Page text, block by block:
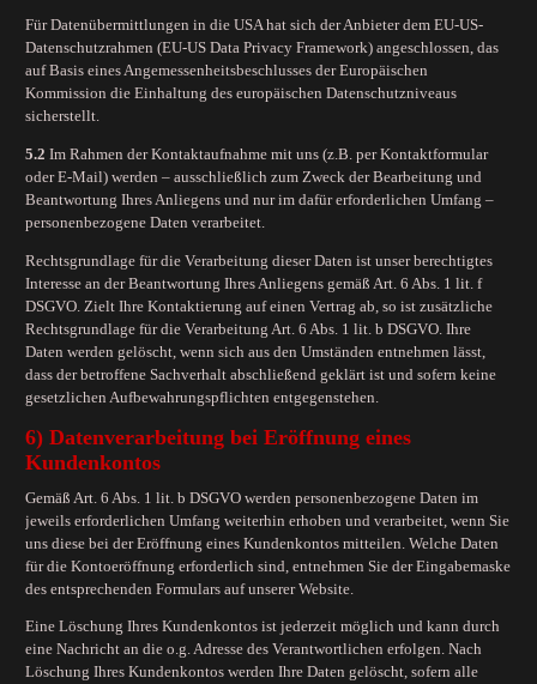
Für Datenübermittlungen in die USA hat sich der Anbieter dem EU-US-
Datenschutzrahmen (EU-US Data Privacy Framework) angeschlossen, das
auf Basis eines Angemessenheitsbeschlusses der Europäischen
Kommission die Einhaltung des europäischen Datenschutzniveaus
sicherstellt.
5.2 Im Rahmen der Kontaktaufnahme mit uns (z.B. per Kontaktformular
oder E-Mail) werden – ausschließlich zum Zweck der Bearbeitung und
Beantwortung Ihres Anliegens und nur im dafür erforderlichen Umfang –
personenbezogene Daten verarbeitet.
Rechtsgrundlage für die Verarbeitung dieser Daten ist unser berechtigtes
Interesse an der Beantwortung Ihres Anliegens gemäß Art. 6 Abs. 1 lit. f
DSGVO. Zielt Ihre Kontaktierung auf einen Vertrag ab, so ist zusätzliche
Rechtsgrundlage für die Verarbeitung Art. 6 Abs. 1 lit. b DSGVO. Ihre
Daten werden gelöscht, wenn sich aus den Umständen entnehmen lässt,
dass der betroffene Sachverhalt abschließend geklärt ist und sofern keine
gesetzlichen Aufbewahrungspflichten entgegenstehen.
6) Datenverarbeitung bei Eröffnung eines
Kundenkontos
Gemäß Art. 6 Abs. 1 lit. b DSGVO werden personenbezogene Daten im
jeweils erforderlichen Umfang weiterhin erhoben und verarbeitet, wenn Sie
uns diese bei der Eröffnung eines Kundenkontos mitteilen. Welche Daten
für die Kontoeröffnung erforderlich sind, entnehmen Sie der Eingabemaske
des entsprechenden Formulars auf unserer Website.
Eine Löschung Ihres Kundenkontos ist jederzeit möglich und kann durch
eine Nachricht an die o.g. Adresse des Verantwortlichen erfolgen. Nach
Löschung Ihres Kundenkontos werden Ihre Daten gelöscht, sofern alle